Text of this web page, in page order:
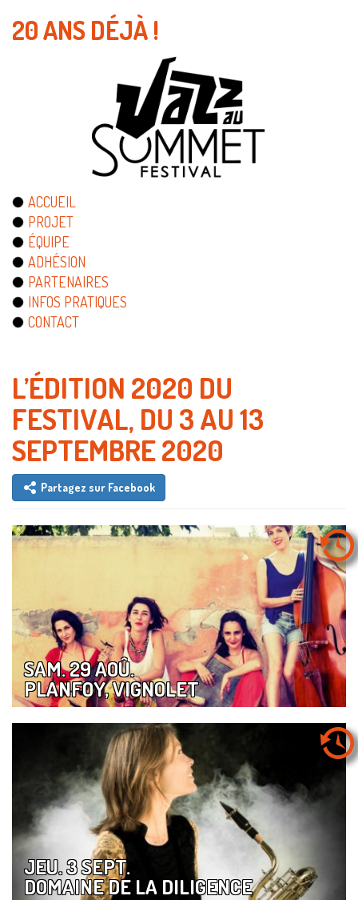
20 ANS DÉJÀ !
ACCUEIL
PROJET
ÉQUIPE
ADHÉSION
PARTENAIRES
INFOS PRATIQUES
CONTACT
L’ÉDITION 2020 DU
FESTIVAL, DU 3 AU 13
SEPTEMBRE 2020
Partagez sur Facebook
SAM. 29 AOÛ.
PLANFOY, VIGNOLET
JEU. 3 SEPT.
DOMAINE DE LA DILIGENCE